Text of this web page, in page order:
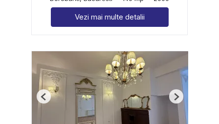
Vezi mai multe detalii
Previous Next